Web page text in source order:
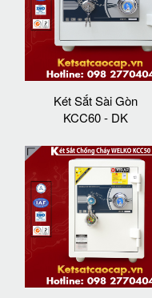
Két Sắt Sài Gòn
KCC60 - DK